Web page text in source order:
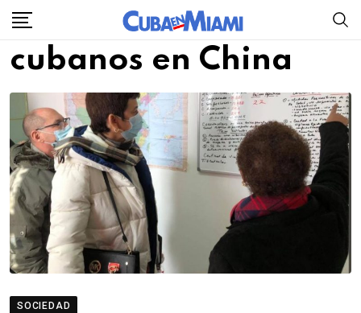
Skip
content
cubanos en China
SOCIEDAD